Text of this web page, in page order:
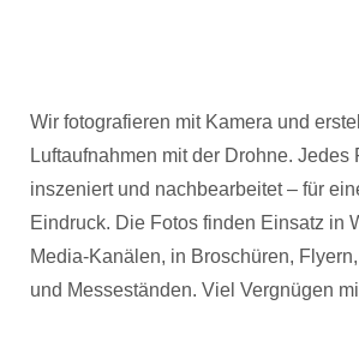
Wir fotografieren mit Kamera und
Luftaufnahmen mit der Drohne. Jedes
inszeniert und nachbearbeitet – für
Eindruck. Die Fotos finden Einsatz in
Media-Kanälen, in Broschüren,
und Messeständen. Viel Vergnügen